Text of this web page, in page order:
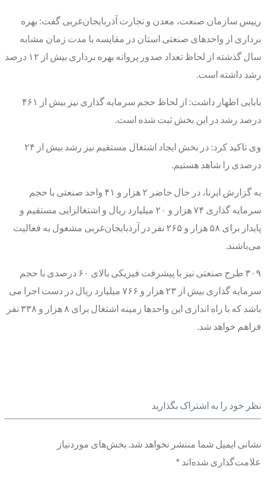
رییس سازمان صنعت، معدن و تجارت آذربایجان‌غربی گفت: بهره
برداری از واحدهای صنعتی استان در مقایسه با مدت زمان مشابه
سال گذشته از لحاظ تعداد صدور پروانه بهره برداری بیش از ۱۲ درصد
رشد داشته است.
بابایی اظهار داشت: از لحاظ حجم سرمایه گذاری نیز بیش از ۴۶۱
درصد رشد در این بخش ثبت شده است.
وی تاکید کرد: در بخش ایجاد اشتغال مستقیم نیز رشد بیش از ۲۴
درصدی را شاهد هستیم.
به گزارش ایرنا، در حال حاضر ۲ هزار و ۴۱ واحد صنعتی با حجم
سرمایه گذاری ۷۴ هزار و ۲۰ میلیارد ریال و اشتغالزایی مستقیم و
پایدار برای ۵۸ هزار و ۲۶۵ نفر در آرذبایجان‌غربی مشغول به فعالیت
می‌باشند.
۳۰۹ طرح صنعتی نیز با پیشرفت فیزیکی بالای ۶۰ درصدی با حجم
سرمایه گذاری بیش از ۲۳ هزار و ۷۶۶ میلیارد ریال در دست اجرا می
باشد که با راه اندازی این واحدها زمینه اشتغال برای ۸ هزار و ۳۳۸ نفر
فراهم خواهد شد.
نظر خود را به اشتراک بگذارید
نشانی ایمیل شما منتشر نخواهد شد. بخش‌های موردنیاز
علامت‌گذاری شده‌اند *